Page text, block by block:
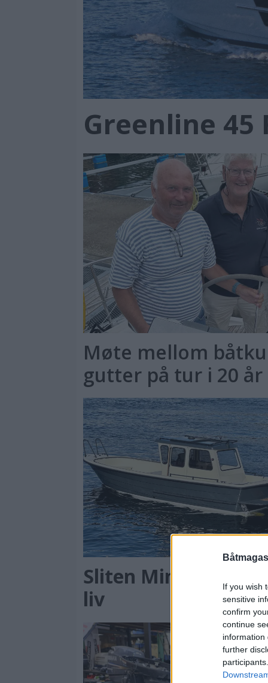
If you wish
sensitive
confirm
continue
information
further
Greenline 45
Møte mellom
gutter på tur i 20 år
Sliten Minor fikk nytt
liv